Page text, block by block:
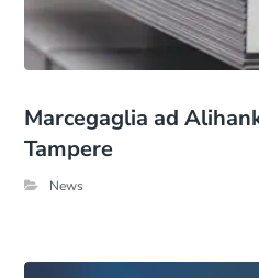
Marcegaglia ad
Tampere
News